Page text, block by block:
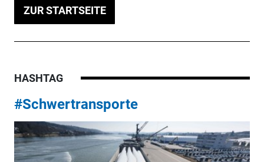
ZUR STARTSEITE
HASHTAG
#Schwertransporte